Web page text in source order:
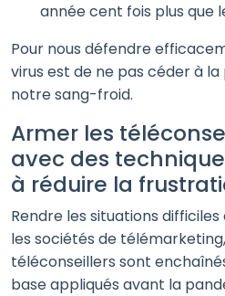
année cent fois plus que
Pour nous défendre
virus est de ne pas céder à
notre sang-froid.
Armer les
avec des
à réduire la
Rendre les situations
les sociétés de
téléconseillers sont
base appliqués avant la